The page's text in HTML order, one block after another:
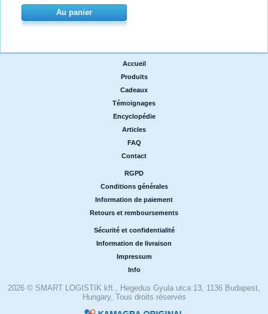
Au panier
Accueil
Produits
Cadeaux
Témoignages
Encyclopédie
Articles
FAQ
Contact
RGPD
Conditions générales
Information de paiement
Retours et remboursements
Sécurité et confidentialité
Information de livraison
Impressum
Info
2026 © SMART LOGISTIK kft., Hegedus Gyula utca 13, 1136 Budapest,
Hungary, Tous droits réservés